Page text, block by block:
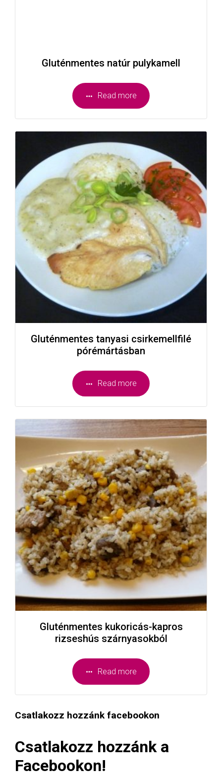
Gluténmentes natúr pulykamell
Read more
Gluténmentes tanyasi csirkemellfilé
pórémártásban
Read more
Gluténmentes kukoricás-kapros
rizseshús szárnyasokból
Read more
Csatlakozz hozzánk facebookon
Csatlakozz hozzánk a
Facebookon!